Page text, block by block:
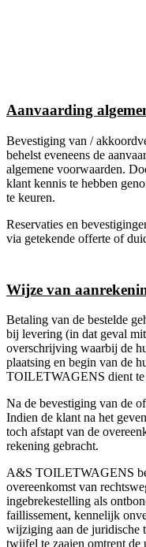
Aanvaarding
Bevestiging van /
behelst eveneens de
algemene voorwaarden.
klant kennis te hebben
te keuren.
Reservaties en
via getekende offerte of
Wijze van
Betaling van de bestelde
bij levering (in dat geval
overschrijving waarbij de
plaatsing en begin van de
TOILETWAGENS dient te
Na de bevestiging van de
Indien de klant na het
toch afstapt van de
rekening gebracht.
A&S TOILETWAGENS
overeenkomst van
ingebrekestelling als
faillissement, kennelijk
wijziging aan de juridische
twijfel te zaaien omtrent de